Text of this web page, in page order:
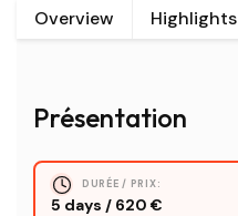
Overview Highlights
Présentation
DURÉE / PRIX:
5 days / 620 €